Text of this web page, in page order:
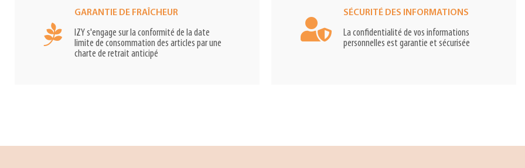
GARANTIE DE FRAÎCHEUR
IZY s'engage sur la conformité de la date
limite de consommation des articles par une
charte de retrait anticipé
SÉCURITÉ DES INFORMATIONS
La confidentialité de vos informations
personnelles est garantie et sécurisée